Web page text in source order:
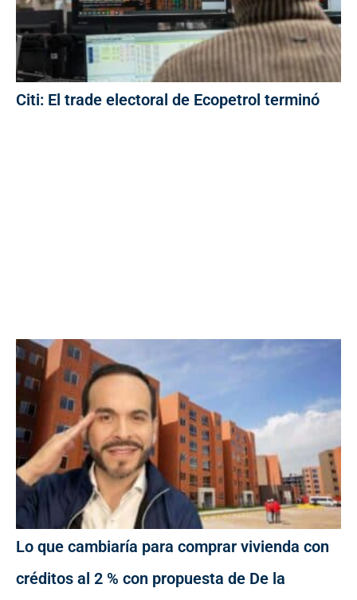
Citi: El trade electoral de Ecopetrol terminó
Lo que cambiaría para comprar vivienda con
créditos al 2 % con propuesta de De la